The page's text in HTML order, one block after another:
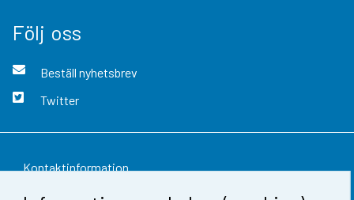
Följ oss
Beställ nyhetsbrev
Twitter
Kontaktinformation